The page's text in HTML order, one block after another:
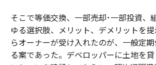
そこで等価交換、一部売却･一部投資、
ゆる選択肢、メリット、デメリットを
らオーナーが受け入れたのが、一般定
る案であった。デベロッパーに土地を